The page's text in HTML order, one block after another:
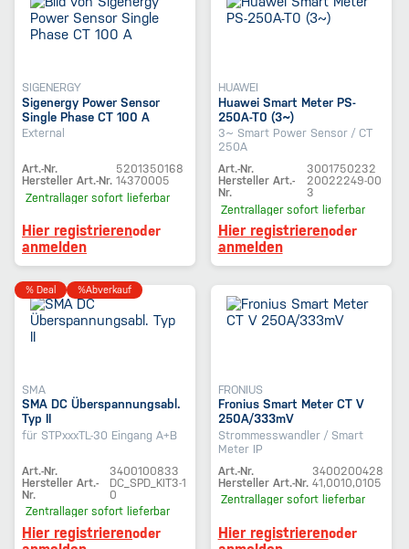
SIGENERGY
Sigenergy Power Sensor
Single Phase CT 100 A
External
Art.-Nr.
5201350168
Hersteller Art.-Nr. 14370005
Zentrallager sofort lieferbar
Hier registrierenoder
anmelden
HUAWEI
Huawei Smart Meter PS-
250A-T0 (3~)
3~ Smart Power Sensor / CT
250A
Art.-Nr.
3001750232
Hersteller Art.-
Nr.
20022249-00
3
Zentrallager sofort lieferbar
Hier registrierenoder
anmelden
% Deal %Abverkauf
SMA
SMA DC Überspannungsabl.
Typ II
für STPxxxTL-30 Eingang A+B
Art.-Nr.
3400100833
Hersteller Art.-
Nr.
DC_SPD_KIT3-1
0
Zentrallager sofort lieferbar
Hier registrierenoder
FRONIUS
Fronius Smart Meter CT V
250A/333mV
Strommesswandler / Smart
Meter IP
Art.-Nr.
3400200428
Hersteller Art.-Nr. 41,0010,0105
Zentrallager sofort lieferbar
Hier registrierenoder